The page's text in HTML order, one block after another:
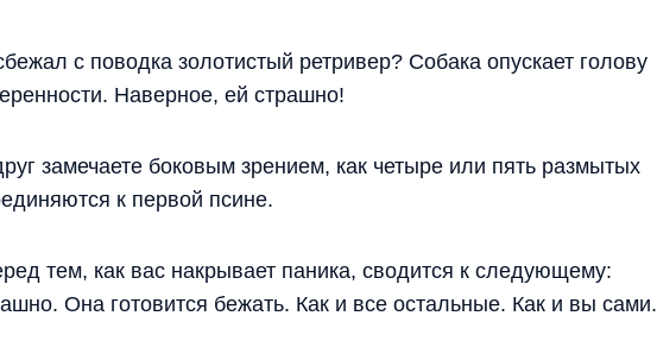
с поводка золотистый ретривер? Собака опускает голову
Наверное, ей страшно!
замечаете боковым зрением, как четыре или пять размытых
к первой псине.
тем, как вас накрывает паника, сводится к следующему:
Она готовится бежать. Как и все остальные. Как и вы сами.